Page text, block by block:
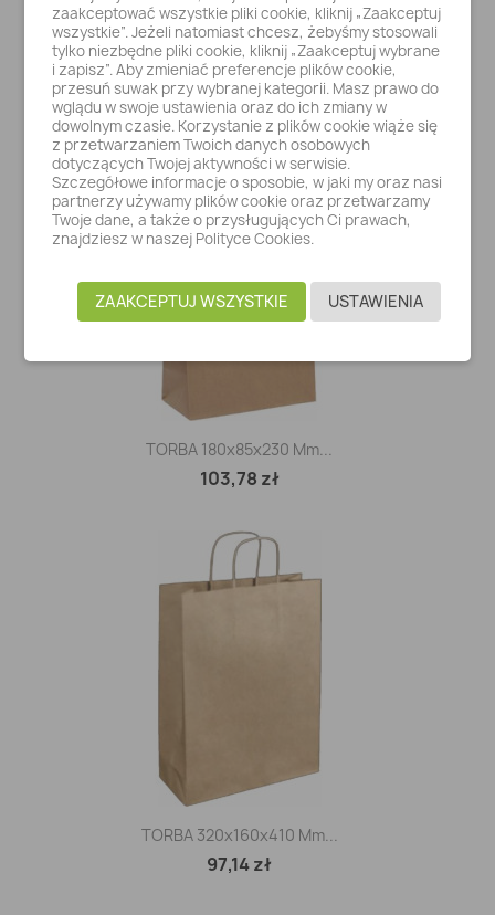
TORBA 280x160x260 Mm...
117,40 zł
TORBA 180x85x230 Mm...
103,78 zł
OBECNIE BRAK NA STANIE
TORBA 320x160x410 Mm...
97,14 zł
zaakceptować wszystkie pliki cookie, kliknij „Zaakceptuj
wszystkie”. Jeżeli natomiast chcesz, żebyśmy stosowali
tylko niezbędne pliki cookie, kliknij „Zaakceptuj wybrane
i zapisz”. Aby zmieniać preferencje plików cookie,
przesuń suwak przy wybranej kategorii. Masz prawo do
wglądu w swoje ustawienia oraz do ich zmiany w
dowolnym czasie. Korzystanie z plików cookie wiąże się
z przetwarzaniem Twoich danych osobowych
dotyczących Twojej aktywności w serwisie.
Szczegółowe informacje o sposobie, w jaki my oraz nasi
partnerzy używamy plików cookie oraz przetwarzamy
Twoje dane, a także o przysługujących Ci prawach,
znajdziesz w naszej Polityce Cookies.
USTAWIENIA
ZAAKCEPTUJ WSZYSTKIE